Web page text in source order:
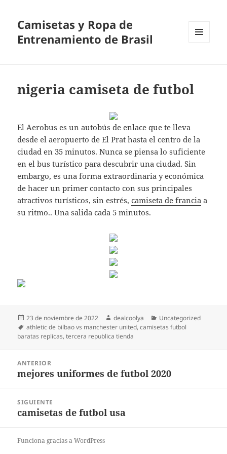
Camisetas y Ropa de
Entrenamiento de Brasil
nigeria camiseta de futbol
El Aerobus es un autobús de enlace que te lleva
desde el aeropuerto de El Prat hasta el centro de la
ciudad en 35 minutos. Nunca se piensa lo suficiente
en el bus turístico para descubrir una ciudad. Sin
embargo, es una forma extraordinaria y económica
de hacer un primer contacto con sus principales
atractivos turísticos, sin estrés,camiseta de francia a
su ritmo.. Una salida cada 5 minutos.
Publicado
el
23 de noviembre de 2022 Autor
dealcoolya Categorías
Uncategorized
Etiquetas
athletic de bilbao vs manchester united,camisetas futbol
baratas replicas,tercera republica tienda
entradas
ANTERIOR
Entrada
mejores uniformes de futbol 2020
SIGUIENTE
Entrada
camisetas de futbol usa
Funciona gracias a WordPress